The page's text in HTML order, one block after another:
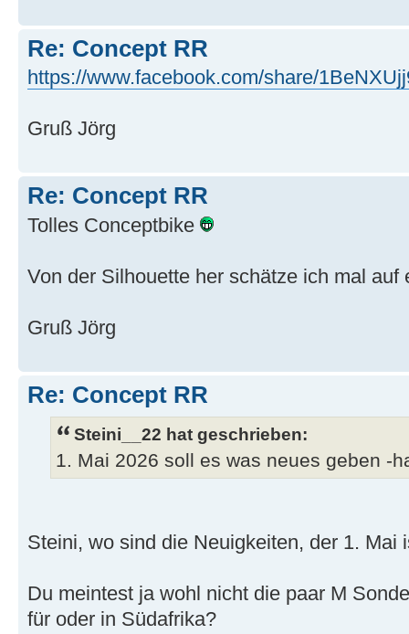
Re: Concept RR
https://www.facebook.com/share/
Gruß Jörg
Re: Concept RR
Tolles Conceptbike
Von der Silhouette her schätze ich mal auf
Gruß Jörg
Re: Concept RR
Steini__22 hat geschrieben:
1. Mai 2026 soll es was neues geben -
Steini, wo sind die Neuigkeiten, der 1. Mai
Du meintest ja wohl nicht die paar M
für oder in Südafrika?